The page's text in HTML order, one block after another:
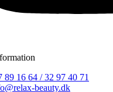
89 16 64 / 32 97 40 71
beauty.dk